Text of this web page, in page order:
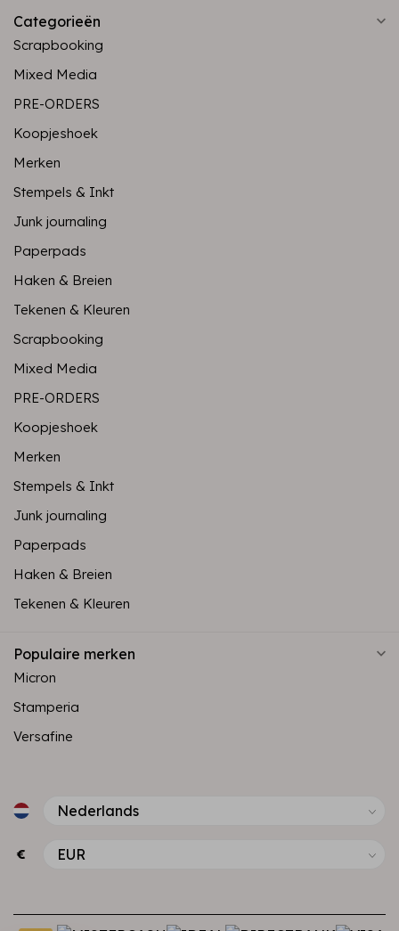
Categorieën
Scrapbooking
Mixed Media
PRE-ORDERS
Koopjeshoek
Merken
Stempels & Inkt
Junk journaling
Paperpads
Haken & Breien
Tekenen & Kleuren
Scrapbooking
Mixed Media
PRE-ORDERS
Koopjeshoek
Merken
Stempels & Inkt
Junk journaling
Paperpads
Haken & Breien
Tekenen & Kleuren
Populaire merken
Micron
Stamperia
Versafine
€